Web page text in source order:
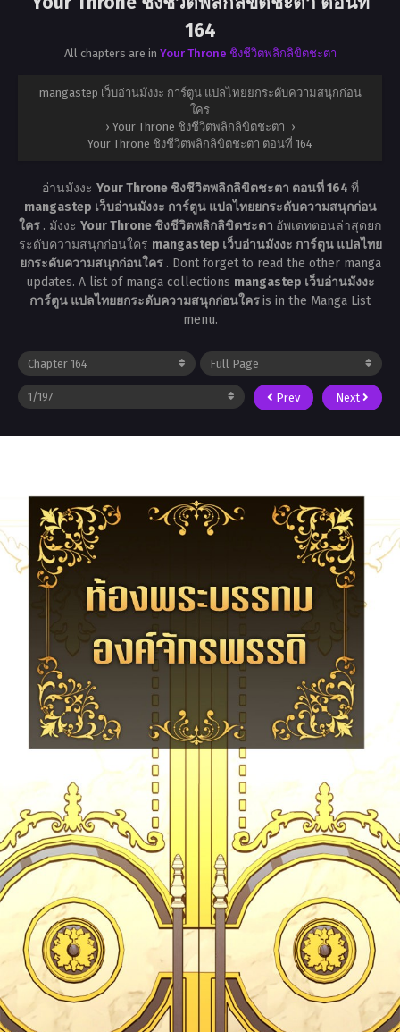
164
All chapters are in Your Throne ชิงชีวิตพลิกลิขิตชะตา
mangastep เว็บอ่านมังงะ การ์ตูน แปลไทยยกระดับความสนุกก่อน
ใคร
› Your Throne ชิงชีวิตพลิกลิขิตชะตา ›
Your Throne ชิงชีวิตพลิกลิขิตชะตา ตอนที่ 164
อ่านมังงะ Your Throne ชิงชีวิตพลิกลิขิตชะตา ตอนที่ 164 ที่
mangastep เว็บอ่านมังงะ การ์ตูน แปลไทยยกระดับความสนุกก่อน
ใคร . มังงะ Your Throne ชิงชีวิตพลิกลิขิตชะตา อัพเดทตอนล่าสุดยก
ระดับความสนุกก่อนใคร mangastep เว็บอ่านมังงะ การ์ตูน แปลไทย
ยกระดับความสนุกก่อนใคร . Dont forget to read the other manga
updates. A list of manga collections mangastep เว็บอ่านมังงะ
การ์ตูน แปลไทยยกระดับความสนุกก่อนใครis in the Manga List
menu.
Prev Next